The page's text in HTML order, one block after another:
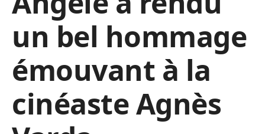
un bel hommage
émouvant à la
cinéaste Agnès